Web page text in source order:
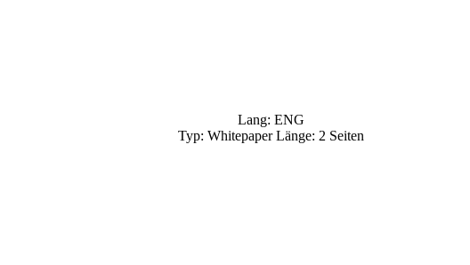
Lang: ENG
Typ: Whitepaper Länge: 2 Seiten